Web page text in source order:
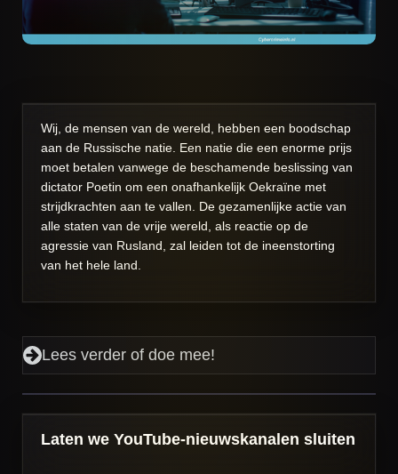
Wij, de mensen van de wereld, hebben een boodschap
aan de Russische natie. Een natie die een enorme prijs
moet betalen vanwege de beschamende beslissing van
dictator Poetin om een onafhankelijk Oekraïne met
strijdkrachten aan te vallen. De gezamenlijke actie van
alle staten van de vrije wereld, als reactie op de
agressie van Rusland, zal leiden tot de ineenstorting
van het hele land.
Lees verder of doe mee!
Laten we YouTube-nieuwskanalen sluiten